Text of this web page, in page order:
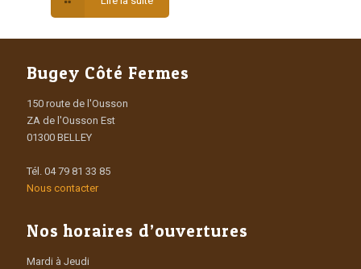
Bugey Côté Fermes
150 route de l'Ousson
ZA de l'Ousson Est
01300 BELLEY
Tél. 04 79 81 33 85
Nous contacter
Nos horaires d’ouvertures
Mardi à Jeudi